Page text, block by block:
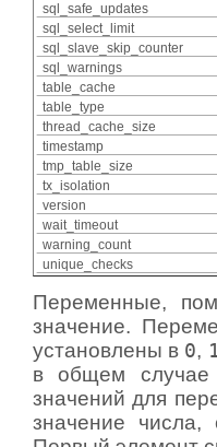
sql_safe_updates
sql_select_limit
sql_slave_skip_counter
sql_warnings
table_cache
table_type
thread_cache_size
timestamp
tmp_table_size
tx_isolation
version
wait_timeout
warning_count
unique_checks
Переменные,
значение.
установлены в 0,
в общем случае
значений для
значение числа,